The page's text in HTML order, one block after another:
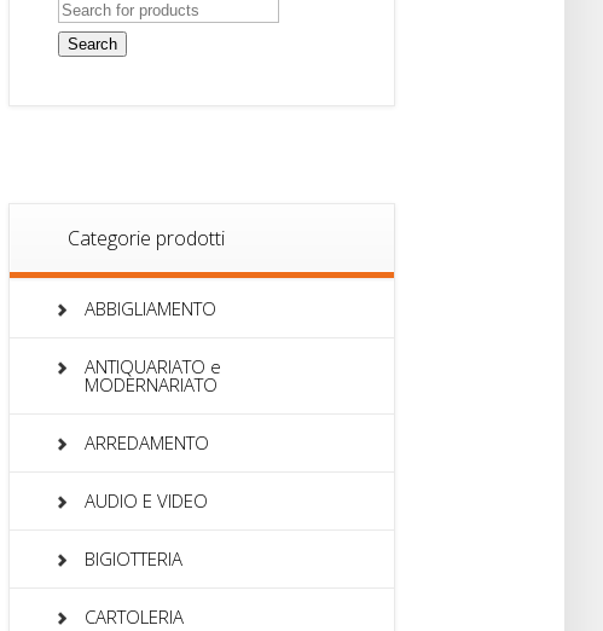
Categorie prodotti
ABBIGLIAMENTO
ANTIQUARIATO e
MODERNARIATO
ARREDAMENTO
AUDIO E VIDEO
BIGIOTTERIA
CARTOLERIA